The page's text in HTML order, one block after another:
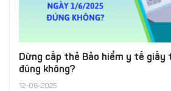
Dừng cấp thẻ Bảo hiểm y tế
đúng không?
12-06-2025